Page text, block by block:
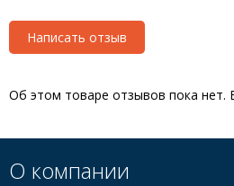
Написать отзыв
Об этом товаре отзывов пока нет.
О компании